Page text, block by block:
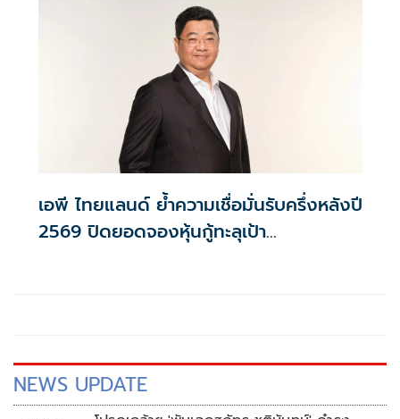
เอพี ไทยแลนด์ ย้ำความเชื่อมั่นรับครึ่งหลังปี
2569 ปิดยอดจองหุ้นกู้ทะลุเป้า
NEWS UPDATE